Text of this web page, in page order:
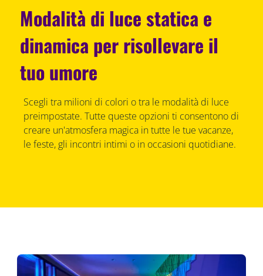
Modalità di luce statica e
dinamica per risollevare il
tuo umore
Scegli tra milioni di colori o tra le modalità di luce
preimpostate. Tutte queste opzioni ti consentono di
creare un'atmosfera magica in tutte le tue vacanze,
le feste, gli incontri intimi o in occasioni quotidiane.